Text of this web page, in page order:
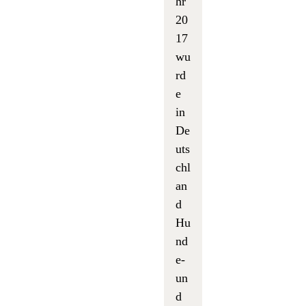
20
17
wu
rd
e
in
De
uts
chl
an
d
Hu
nd
e-
un
d